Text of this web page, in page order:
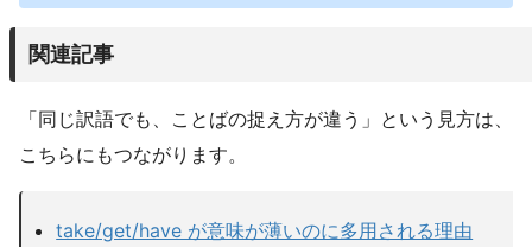
関連記事
「同じ訳語でも、ことばの捉え方が違う」という見方は、
こちらにもつながります。
take/get/have が意味が薄いのに多用される理由